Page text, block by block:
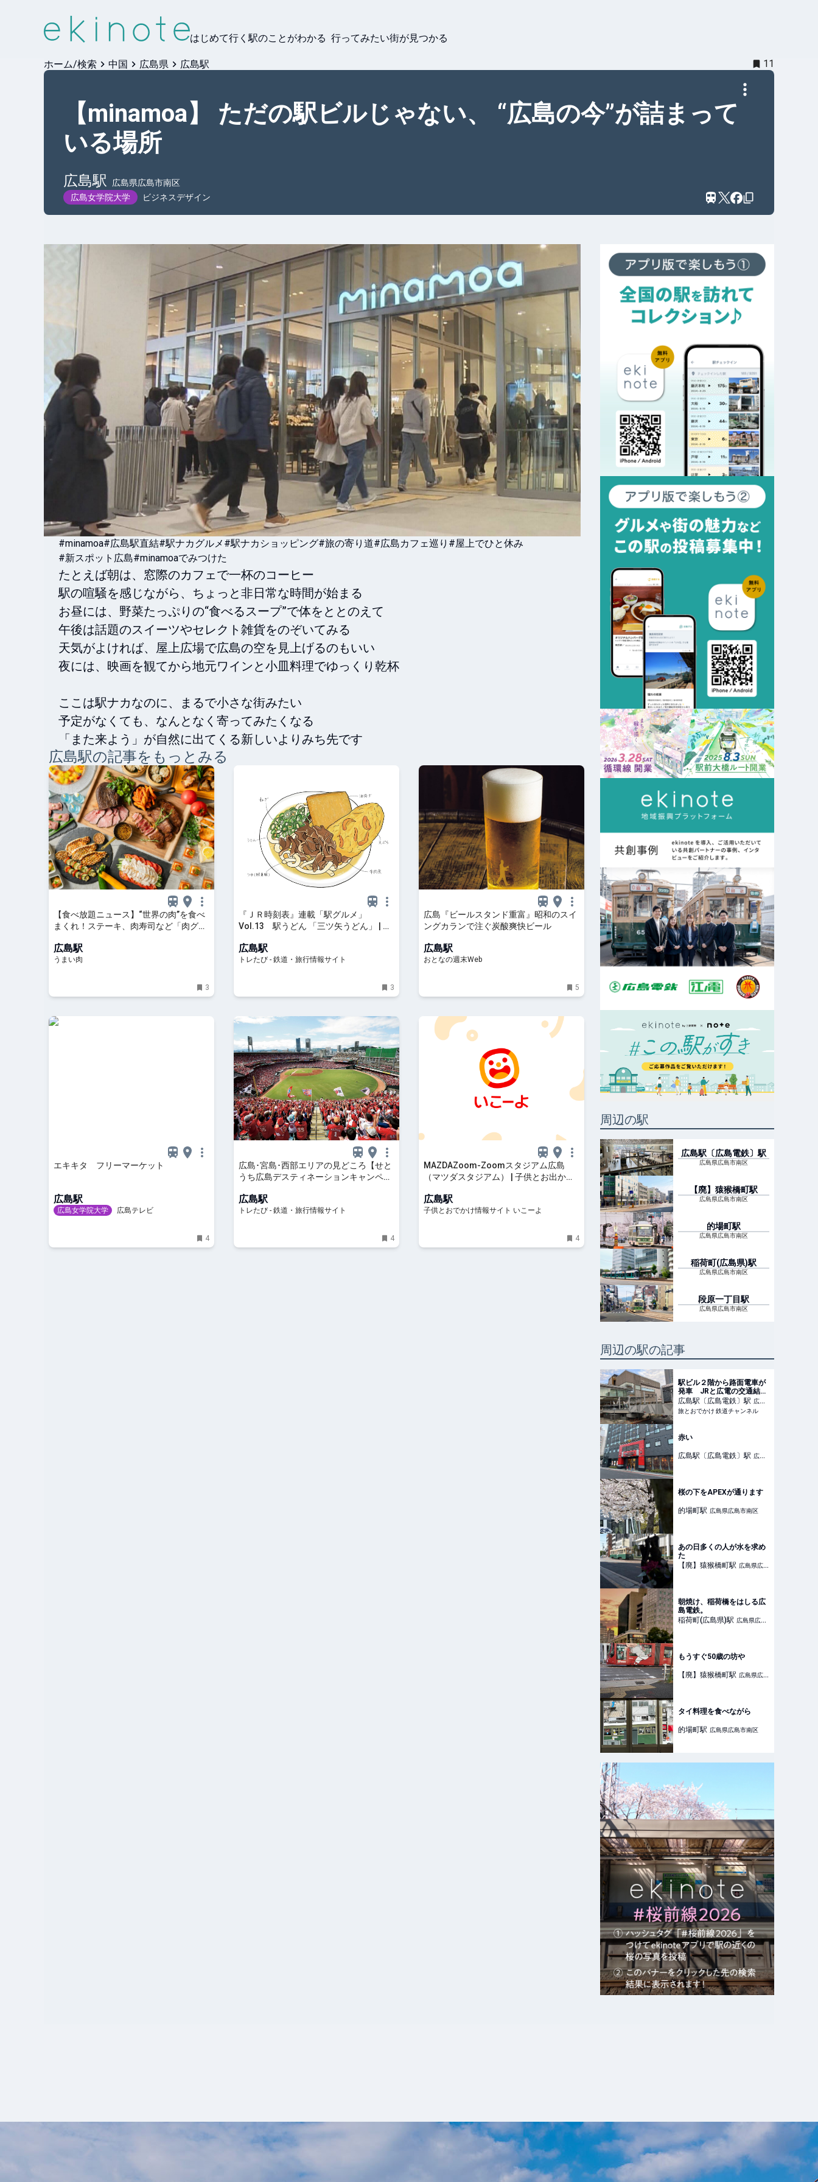
はじめて行く駅のことがわかる 行ってみたい街が見つかる
ホーム/検索 中国 広島県 広島駅 11
【minamoa】 ただの駅ビルじゃない、 “広島の今”が詰まって
いる場所
広島駅
広島県広島市南区
広島女学院大学
ビジネスデザイン
#minamoa#広島駅直結#駅ナカグルメ #駅ナカショッピング#旅の寄り道#広島カフェ巡り #屋上でひと休み
#新スポット広島#minamoaでみつけた
たとえば朝は、窓際のカフェで一杯のコーヒー
駅の喧騒を感じながら、ちょっと非日常な時間が始まる
お昼には、野菜たっぷりの“食べるスープ”で体をととのえて
午後は話題のスイーツやセレクト雑貨をのぞいてみる
天気がよければ、屋上広場で広島の空を見上げるのもいい
夜には、映画を観てから地元ワインと小皿料理でゆっくり乾杯
ここは駅ナカなのに、まるで小さな街みたい
予定がなくても、なんとなく寄ってみたくなる
広島駅の記事をもっとみる
【食べ放題ニュース】“世界の肉”を食べ
まくれ！ステーキ、肉寿司など「肉グル
うまい肉
広島駅
うまい肉
3
『ＪＲ時刻表』連載「駅グルメ」
Vol.13 駅うどん 「三ツ矢うどん」 | ト
広島駅
トレたび - 鉄道・旅行情報サイト
3
広島『ビールスタンド重富』昭和のスイ
ングカランで注ぐ炭酸爽快ビール
広島駅
おとなの週末Web
5
エキキタ フリーマーケット
広島駅
広島女学院大学 広島テレビ
4
広島･宮島･西部エリアの見どころ【せと
うち広島デスティネーションキャンペー
広島駅
トレたび - 鉄道・旅行情報サイト
4
MAZDAZoom-Zoomスタジアム広島
（マツダスタジアム） | 子供とお出かけ
広島駅
子供とおでかけ情報サイト いこーよ
4
周辺の駅
広島駅〔広島電鉄〕駅
広島県広島市南区
【廃】猿猴橋町駅
広島県広島市南区
的場町駅
広島県広島市南区
稲荷町(広島県)駅
広島県広島市南区
段原一丁目駅
広島県広島市南区
周辺の駅の記事
駅ビル２階から路面電車が
発車 JRと広電の交通結節
機能を強化！ 生まれ変わっ
た広島駅を見る（広島県広
島市）【コラム】 | 旅とお
広島駅〔広島電鉄〕駅 広島
県広島市南区
旅とおでかけ 鉄道チャンネル
赤い
広島駅〔広島電鉄〕駅 広島
桜の下をAPEXが通ります
的場町駅 広島県広島市南区
あの日多くの人が水を求め
た
【廃】猿猴橋町駅 広島県広島
朝焼け、稲荷橋をはしる広
島電鉄。
稲荷町(広島県)駅 広島県広島
もうすぐ50歳の坊や
【廃】猿猴橋町駅 広島県広島
タイ料理を食べながら
的場町駅 広島県広島市南区